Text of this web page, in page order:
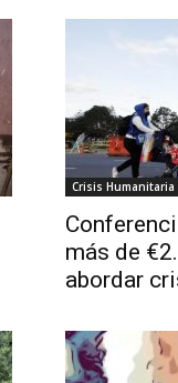
Crisis Humanitaria
más de
abordar